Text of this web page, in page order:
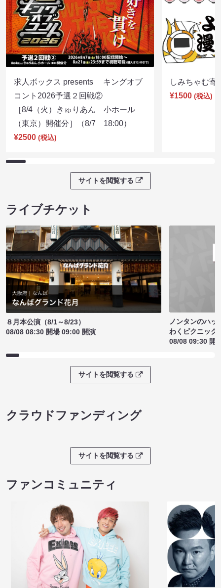
求人ボックス presents キングオブ
コント2026予選２回戦②
［8/4（火）きゅりあん 小ホール
（東京）開催分］（8/7 18:00）
¥2500 (税込)
しみちゃむ
¥1500 (税込)
サイトを閲覧する
ライブチケット
８月本公演（8/1～8/23）
08/08 08:30 開場 09:00 開演
ノンタンのハッ
わくピクニック
08/08 09:30 開
サイトを閲覧する
クラウドファンディング
サイトを閲覧する
ファンコミュニティ